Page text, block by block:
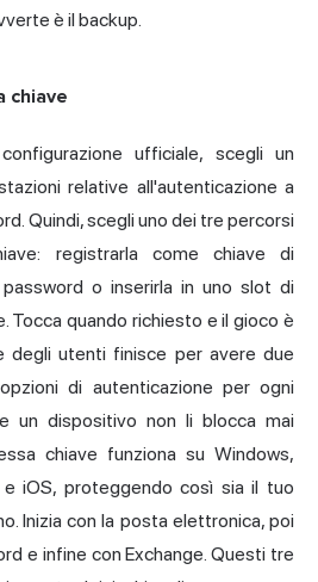
è il backup.
chiave
ufficiale, scegli un
relative all'autenticazione a
Quindi, scegli uno dei tre percorsi
registrarla come chiave di
password o inserirla in uno slot di
Tocca quando richiesto e il gioco è
degli utenti finisce per avere due
di autenticazione per ogni
un dispositivo non li blocca mai
chiave funziona su Windows,
e iOS, proteggendo così sia il tuo
Inizia con la posta elettronica, poi
e infine con Exchange. Questi tre